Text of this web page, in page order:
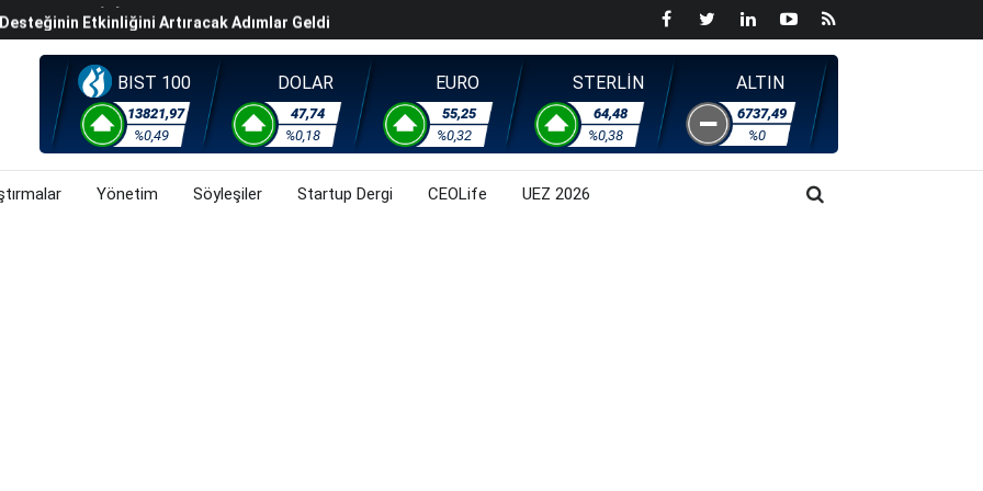
Etkinliğini Artıracak Adımlar Geldi
119,5 Milyar Liralık Sukuk Ihraç Etti
Gözler ABD'de Açıklanacak Tarım Dışı Istihdam
Üst Yönetim Yapılanmasına Geçti
Dönüşüyor
BIST 100
13821,97
%0,49
DOLAR
47,74
%0,18
EURO
55,25
%0,32
STERLİN
64,48
%0,38
ALTIN
6737,49
%0
Yönetim Söyleşiler Startup Dergi CEOLife UEZ 2026